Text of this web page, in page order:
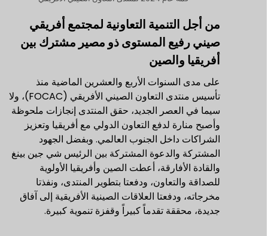
من أجل التنمية التعاونية لمجتمع أفريقي
صيني رفيع المستوى ذو مصير مشترك بين
أفريقيا والصين
على مدى السنوات الأربع والعشرين الماضية منذ
تأسيس منتدى التعاون الصيني الأفريقي (FOCAC)، ولا
سيما في العصر الجديد، حقق المنتدى إنجازات ملحوظة
وأصبح منارة لدفع التعاون الدولي مع أفريقيا وتعزيز
الشراكات داخل الجنوب العالمي. وبفضل الجهود
المشتركة والدعوة المشتركة بين الرئيس شي جين بينغ
والقادة الأفارقة، أعطت الصين وأفريقيا الأولوية
للصداقة والتعاون، ودفعتا بتطوير المنتدى، ونفذتا
مخرجاته، ودفعتا العلاقات الصينية الأفريقية إلى آفاق
جديدة، محققة تقدماً كبيراً وقفزة تنموية كبيرة.